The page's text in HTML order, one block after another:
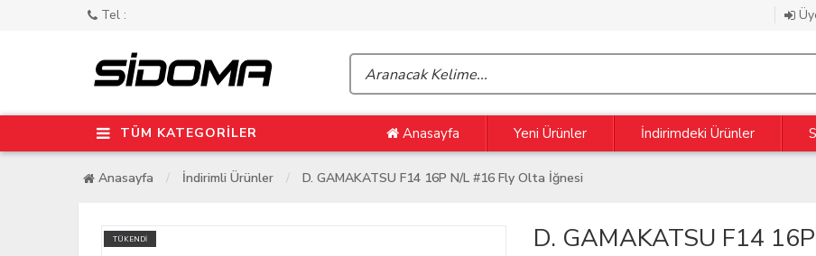
Tel :
TÜM KATEGORİLER Anasayfa Yeni Ürünler İndirimdeki Ürünler
Anasayfa İndirimli Ürünler D. GAMAKATSU F14 16P N/L #16 Fly Olta İğnesi
TÜKENDİ D. GAMAKATSU F14